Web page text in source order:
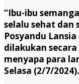
“Ibu-ibu
selalu sehat
Posyandu
dilakukan
menyapa para
Selasa (2/7/2024).